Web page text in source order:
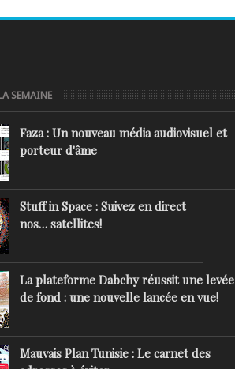
SEMAINE
Faza : Un nouveau média audiovisuel et
porteur d'âme
Stuff in Space : Suivez en direct
nos… satellites!
La plateforme Dabchy réussit une levée
de fond : une nouvelle lancée en vue!
Mauvais Plan Tunisie : Le carnet des